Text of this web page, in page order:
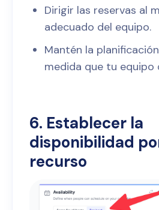
Dirigir las reservas al
adecuado del equipo.
Mantén la
medida que tu equipo
6. Establecer la
disponibilidad
recurso